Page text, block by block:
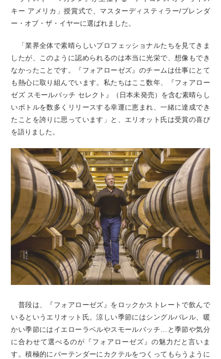
キー アメリカ」授賞式で、マスターディスティラー/ブレンダ
ー・オブ・ザ・イヤーに選ばれました。
「業界全体で素晴らしいプロフェッショナルたちを見てきま
したが、このように認められるのは本当に光栄で、想像もでき
なかったことです。『フォアローゼズ』のチームは仕事にとて
も熱心に取り組んでいます。私たちはここ数年、『フォアロー
ゼズ スモールバッチ セレクト』（日本未発売）を含む素晴らし
いボトルを数多くリリースする幸運に恵まれ、一緒に達成でき
たことを誇りに思っています」と、エリオット氏は受賞の喜び
を語りました。
普段は、『フォアローゼズ』をロックかストレートで飲んで
いるというエリオット氏。涼しい季節にはシングルバレル、暖
かい季節にはイエローラベルやスモールバッチ…と季節や気分
に合わせて選べるのが『フォアローゼズ』の魅力だと言いま
す。積極的にバーテンダーにカクテルをつくってもらうように